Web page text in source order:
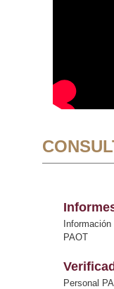
PAOT
Personal